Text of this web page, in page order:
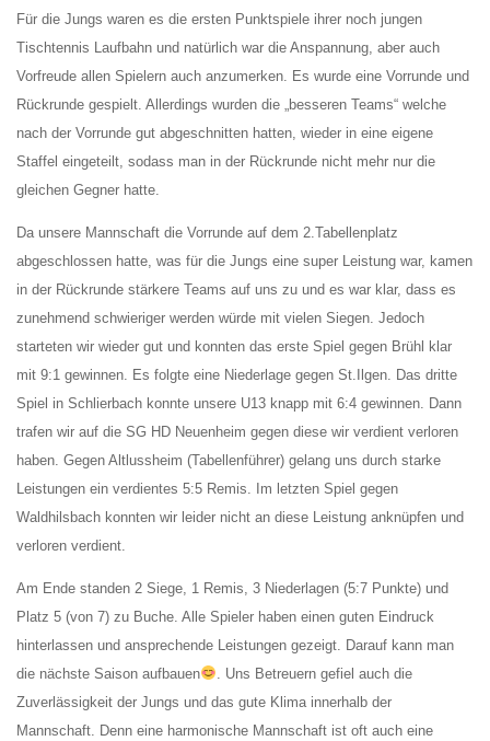
Für die Jungs waren es die ersten Punktspiele ihrer noch jungen
Tischtennis Laufbahn und natürlich war die Anspannung, aber auch
Vorfreude allen Spielern auch anzumerken. Es wurde eine Vorrunde und
Rückrunde gespielt. Allerdings wurden die „besseren Teams“ welche
nach der Vorrunde gut abgeschnitten hatten, wieder in eine eigene
Staffel eingeteilt, sodass man in der Rückrunde nicht mehr nur die
gleichen Gegner hatte.
Da unsere Mannschaft die Vorrunde auf dem 2.Tabellenplatz
abgeschlossen hatte, was für die Jungs eine super Leistung war, kamen
in der Rückrunde stärkere Teams auf uns zu und es war klar, dass es
zunehmend schwieriger werden würde mit vielen Siegen. Jedoch
starteten wir wieder gut und konnten das erste Spiel gegen Brühl klar
mit 9:1 gewinnen. Es folgte eine Niederlage gegen St.Ilgen. Das dritte
Spiel in Schlierbach konnte unsere U13 knapp mit 6:4 gewinnen. Dann
trafen wir auf die SG HD Neuenheim gegen diese wir verdient verloren
haben. Gegen Altlussheim (Tabellenführer) gelang uns durch starke
Leistungen ein verdientes 5:5 Remis. Im letzten Spiel gegen
Waldhilsbach konnten wir leider nicht an diese Leistung anknüpfen und
verloren verdient.
Am Ende standen 2 Siege, 1 Remis, 3 Niederlagen (5:7 Punkte) und
Platz 5 (von 7) zu Buche. Alle Spieler haben einen guten Eindruck
hinterlassen und ansprechende Leistungen gezeigt. Darauf kann man
die nächste Saison aufbauen
. Uns Betreuern gefiel auch die
Zuverlässigkeit der Jungs und das gute Klima innerhalb der
Mannschaft. Denn eine harmonische Mannschaft ist oft auch eine